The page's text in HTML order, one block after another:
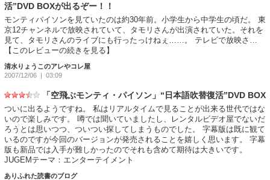
活”DVD BOXが出るぞー！！
モンティパイソンを見ていたのは約30年前。小学生から中学生の頃だ。 東
京12チャンネルで放映されていて、タモリさんが出演されていた。それを
見て、タモリさんのライブにも行ったっけねぇ……。 テレビで放映さ…
【このレビューの続きを見る】
清水りょうこのアレやコレ屋
2007/12/06 | 03:09
「空飛ぶモンティ・パイソン」“日本語吹替復活”DVD BOX
ついに出るようですね。 私はリアルタイムで見ることが出来る世代ではな
いので楽しみです。 噂では聞いていましたし、レンタルビデオ屋でないだ
ろうとは思いつつ、ついつい探してしまうものでした。 字幕版は既に観て
いるのですが今回のバージョンが発売されることを嬉しく思います。 字幕
版も新品では入手が難しかったのでそれも含めて期待は大きいです。
JUGEMテーマ：エンターテイメント
ありふれた読書のブログ